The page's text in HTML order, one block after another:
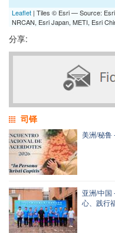
Leaflet | Tiles © Esri — Source:
NRCAN, Esri Japan, METI, Esri
分享:
司铎
美洲/秘鲁
亚洲/中国
心、践行